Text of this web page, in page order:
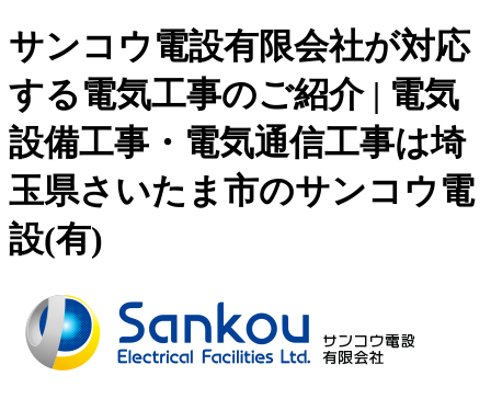
サンコウ電設有限会社が対応
する電気工事のご紹介 | 電気
設備工事・電気通信工事は埼
玉県さいたま市のサンコウ電
設(有)